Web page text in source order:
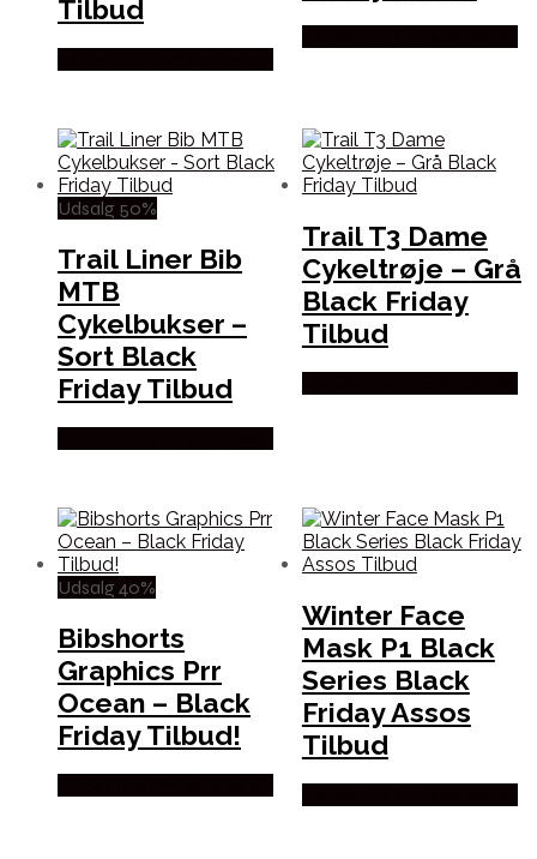
Tilbud
Udsalg 50%
Trail Liner Bib
MTB
Cykelbukser –
Sort Black
Friday Tilbud
Trail T3 Dame
Cykeltrøje – Grå
Black Friday
Tilbud
Udsalg 40%
Bibshorts
Graphics Prr
Ocean – Black
Friday Tilbud!
Winter Face
Mask P1 Black
Series Black
Friday Assos
Tilbud